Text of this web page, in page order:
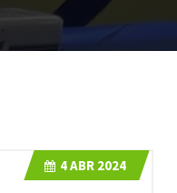
4ABR 2024